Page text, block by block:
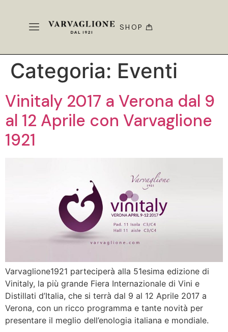
SHOP
Categoria: Eventi
Vinitaly 2017 a Verona dal 9
al 12 Aprile con Varvaglione
1921
Varvaglione1921 parteciperà alla 51esima edizione di
Vinitaly, la più grande Fiera Internazionale di Vini e
Distillati d’Italia, che si terrà dal 9 al 12 Aprile 2017 a
Verona, con un ricco programma e tante novità per
presentare il meglio dell’enologia italiana e mondiale.